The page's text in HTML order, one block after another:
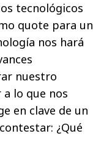
tecnológicos
quote para un
nos hará
nuestro
lo que nos
en clave de un
¿Qué